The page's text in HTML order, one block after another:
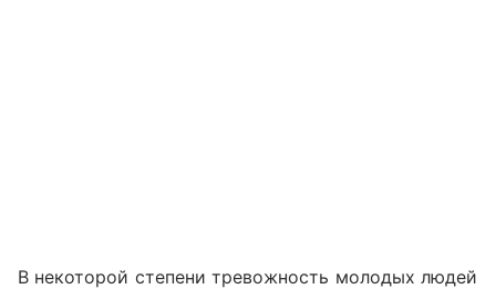
В некоторой степени тревожность молодых людей